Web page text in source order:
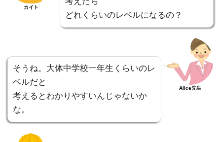
カイト
どれくらいのレベルになるの？
そうね。大体中学校一年生くらいのレ
ベルだと
考えるとわかりやすいんじゃないか
な。
Alice先生